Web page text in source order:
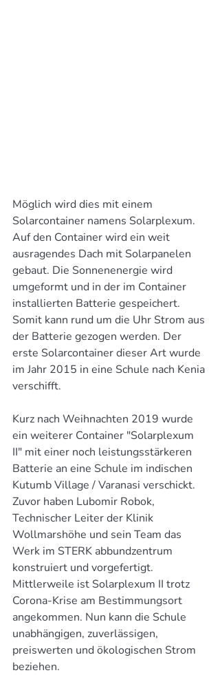
Möglich wird dies mit einem
Solarcontainer namens Solarplexum.
Auf den Container wird ein weit
ausragendes Dach mit Solarpanelen
gebaut. Die Sonnenenergie wird
umgeformt und in der im Container
installierten Batterie gespeichert.
Somit kann rund um die Uhr Strom aus
der Batterie gezogen werden. Der
erste Solarcontainer dieser Art wurde
im Jahr 2015 in eine Schule nach Kenia
verschifft.
Kurz nach Weihnachten 2019 wurde
ein weiterer Container "Solarplexum
II" mit einer noch leistungsstärkeren
Batterie an eine Schule im indischen
Kutumb Village / Varanasi verschickt.
Zuvor haben Lubomir Robok,
Technischer Leiter der Klinik
Wollmarshöhe und sein Team das
Werk im STERK abbundzentrum
konstruiert und vorgefertigt.
Mittlerweile ist Solarplexum II trotz
Corona-Krise am Bestimmungsort
angekommen. Nun kann die Schule
unabhängigen, zuverlässigen,
preiswerten und ökologischen Strom
beziehen.